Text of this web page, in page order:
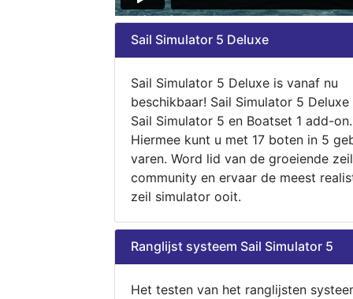
Sail Simulator 5 Deluxe
Sail Simulator 5 Deluxe is vanaf nu
beschikbaar! Sail Simulator 5
Sail Simulator 5 en Boatset 1 add-on.
Hiermee kunt u met 17 boten in 5
varen. Word lid van de groeiende zeil
community en ervaar de meest
zeil simulator ooit.
Ranglijst systeem Sail Simulator 5
Het testen van het ranglijsten